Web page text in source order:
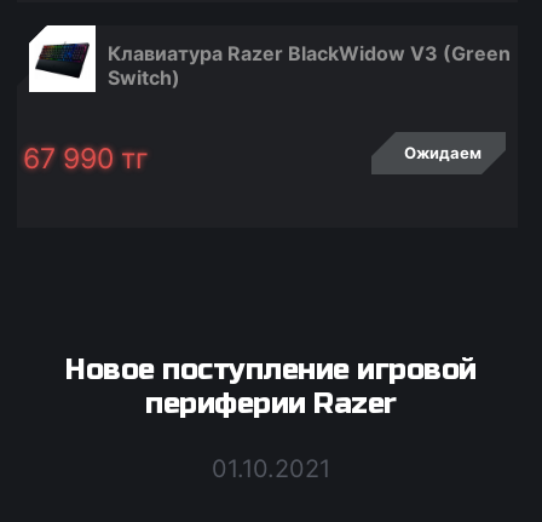
01.10.2021
Новое поступление игровой
периферии Razer
Клавиатура Razer BlackWidow V3 (Green
Switch)
Ожидаем
67 990тг